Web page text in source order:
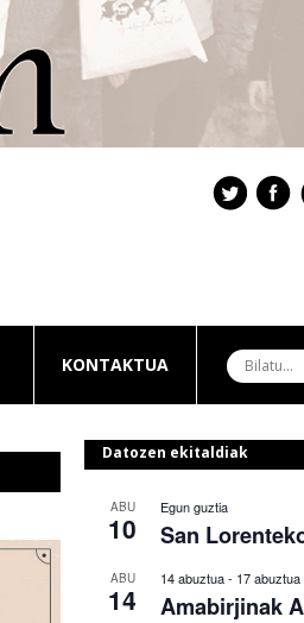
KONTAKTUA
Datozen ekitaldiak
ABU
10
Egun guztia
San
ABU
14
14 abuztua- 17 abuztua
Amabirjinak